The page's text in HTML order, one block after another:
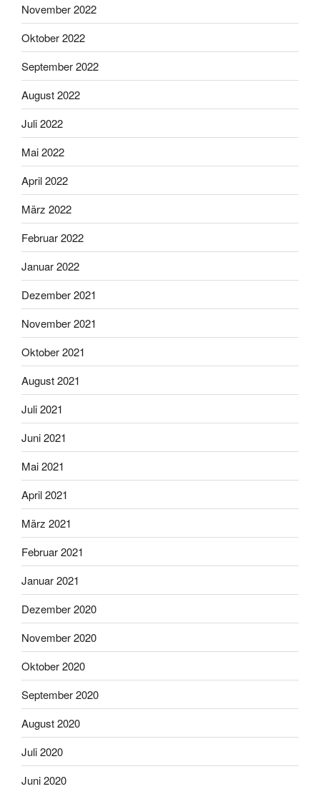
November 2022
Oktober 2022
September 2022
August 2022
Juli 2022
Mai 2022
April 2022
März 2022
Februar 2022
Januar 2022
Dezember 2021
November 2021
Oktober 2021
August 2021
Juli 2021
Juni 2021
Mai 2021
April 2021
März 2021
Februar 2021
Januar 2021
Dezember 2020
November 2020
Oktober 2020
September 2020
August 2020
Juli 2020
Juni 2020